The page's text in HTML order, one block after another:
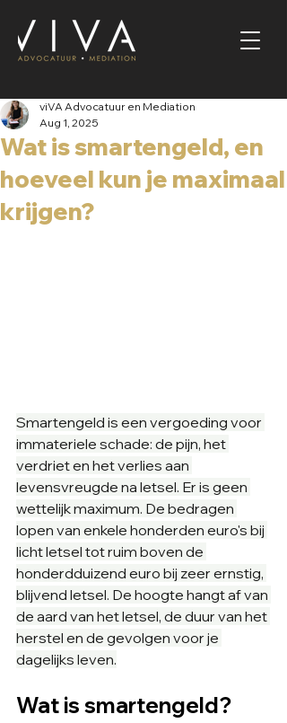
Wat is smartengeld, en
hoeveel kun je maximaal
krijgen?
viVA Advocatuur en Mediation
Aug 1, 2025
Smartengeld is een vergoeding voor
immateriele schade: de pijn, het
verdriet en het verlies aan
levensvreugde na letsel. Er is geen
wettelijk maximum. De bedragen
lopen van enkele honderden euro's bij
licht letsel tot ruim boven de
honderdduizend euro bij zeer ernstig,
blijvend letsel. De hoogte hangt af van
de aard van het letsel, de duur van het
herstel en de gevolgen voor je
dagelijks leven.
Wat is smartengeld?